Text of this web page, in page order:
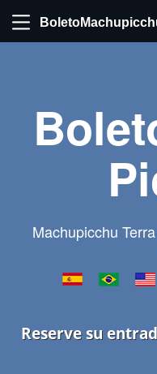
Machupicchu
Reserve su